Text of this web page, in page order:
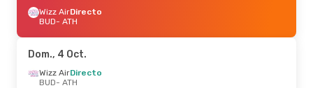
RyanairDirecto
BUD- ATH
ATH- BUD
Mar., 13 Oct.- Mar., 20 Oct.
Wizz AirDirecto
BUD- ATH
Dom., 4 Oct.
Wizz AirDirecto
BUD- ATH